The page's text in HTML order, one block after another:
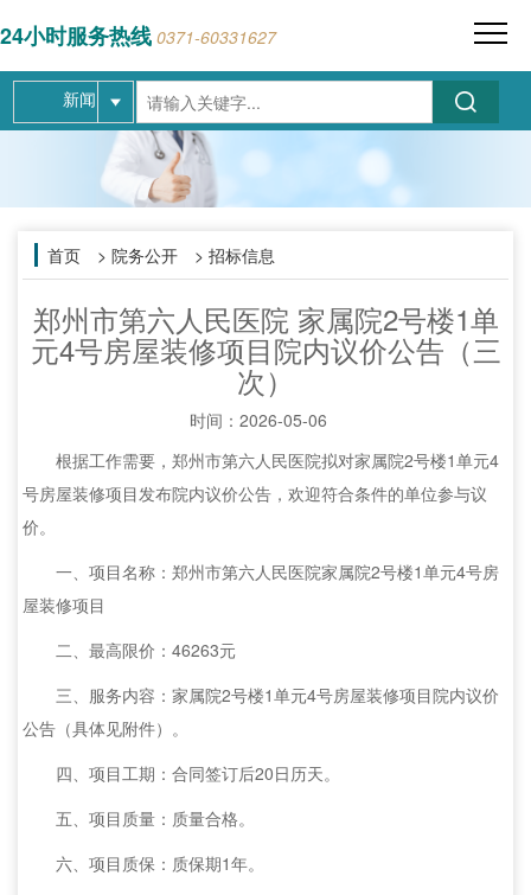
24小时服务热线 0371-60331627
新闻
首页 > 院务公开 > 招标信息
郑州市第六人民医院 家属院2号楼1单
元4号房屋装修项目院内议价公告（三
次）
时间： 2026-05-06
根据工作需要，郑州市第六人民医院拟对家属院2号楼1单元4
号房屋装修项目发布院内议价公告，欢迎符合条件的单位参与议
价。
一、项目名称：郑州市第六人民医院家属院2号楼1单元4号房
屋装修项目
二、最高限价：46263元
三、服务内容：家属院2号楼1单元4号房屋装修项目院内议价
公告（具体见附件）。
四、项目工期：合同签订后20日历天。
五、项目质量：质量合格。
六、项目质保：质保期1年。